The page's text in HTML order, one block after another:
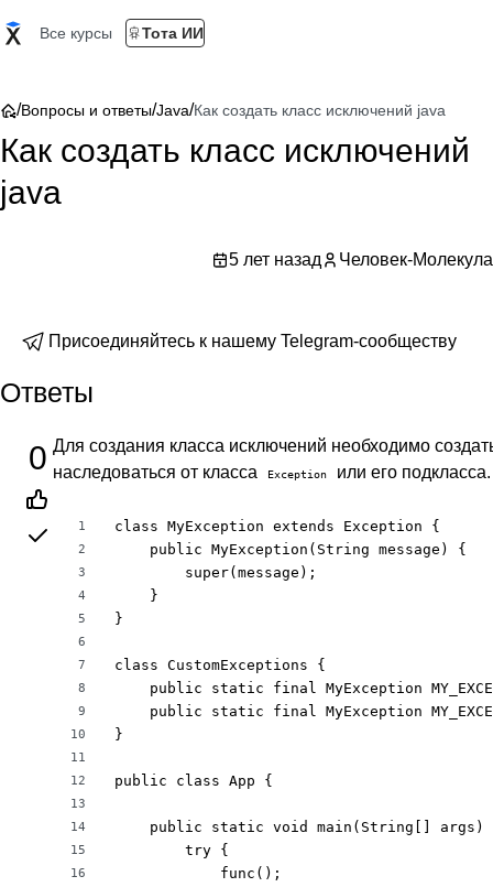
Все курсы Тота ИИ
/Вопросы и ответы/Java/Как создать класс исключений java
Как создать класс исключений
java
5 лет назад Человек-Молекула
Присоединяйтесь к нашему Telegram-сообществу
Ответы
0 Для создания класса исключений необходимо
наследоваться от класса
Exception или его подкласса.
1
2
3
4
5
6
7
8
9
10
11
12
13
14
15
16
class MyException extends Exception {
    public MyException(String message) {
        super(message);
    }
}
class CustomExceptions {
public static final MyException
public static final MyException
}
public class App {
public static void main(String[] args)
        try {
            func();